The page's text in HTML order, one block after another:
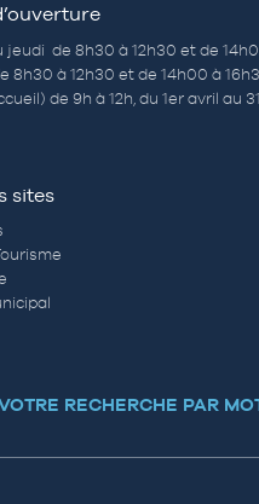
jeudi de 8h30 à 12h30 et de
8h30 à 12h30 et de 14h00 à
de 9h à 12h, du 1er avril au
sites
RECHERCHE PAR